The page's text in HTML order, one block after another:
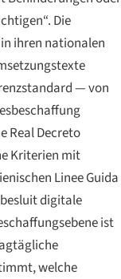
Die
ihren nationalen
— von
Real Decreto
Kriterien mit
Linee Guida
digitale
ist
welche